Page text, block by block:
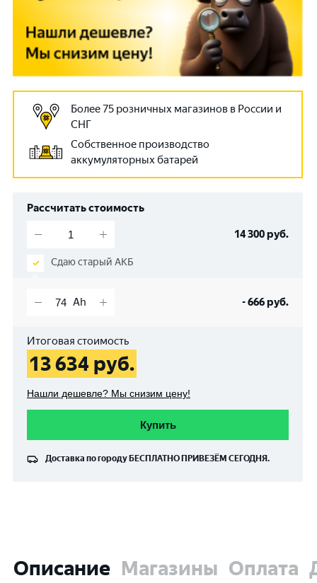
Более 75 розничных магазинов в России и
СНГ
Собственное производство
аккумуляторных батарей
Рассчитать стоимость
14 300руб.
Сдаю старый АКБ
-666руб.
Итоговая стоимость
13 634 руб.
Нашли дешевле? Мы снизим цену!
Купить
Доставка по городу БЕСПЛАТНО ПРИВЕЗЁМ СЕГОДНЯ.
Описание Магазины Оплата